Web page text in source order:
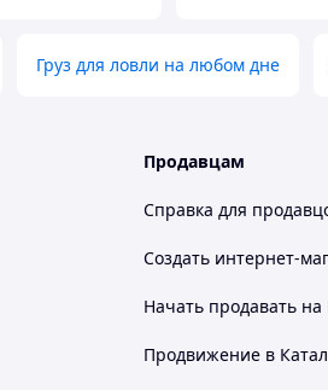
Груз для ловли на любом дне
Продавцам
Справка для
Создать интернет-
Начать продавать на
Продвижение в